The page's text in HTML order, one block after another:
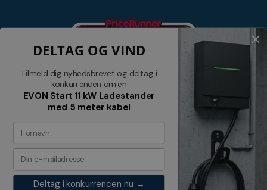
Nyhedsbrev
Tilmeld dig vores nyhedsbrev og
modtag relevante tilbud og nyheder
DELTAG OG VIND
Tilmeld dig nyhedsbrevet og deltag i
konkurrencen om en
EVON Start 11 kW Ladestander
med 5 meter kabel
Deltag i konkurrencen nu →